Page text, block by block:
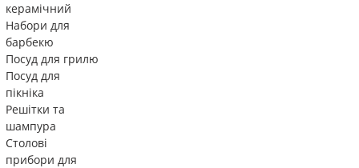
керамічний
Набори для
барбекю
Посуд для грилю
Посуд для
пікніка
Решітки та
шампура
Столові
прибори для